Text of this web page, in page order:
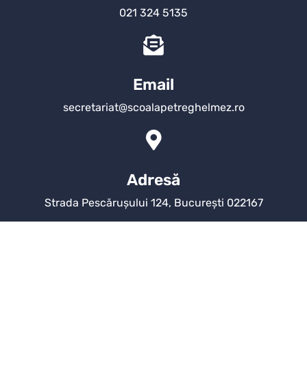
021 324 5135
Email
secretariat@scoalapetreghelmez.ro
Adresă
Strada Pescărușului 124, București 022167